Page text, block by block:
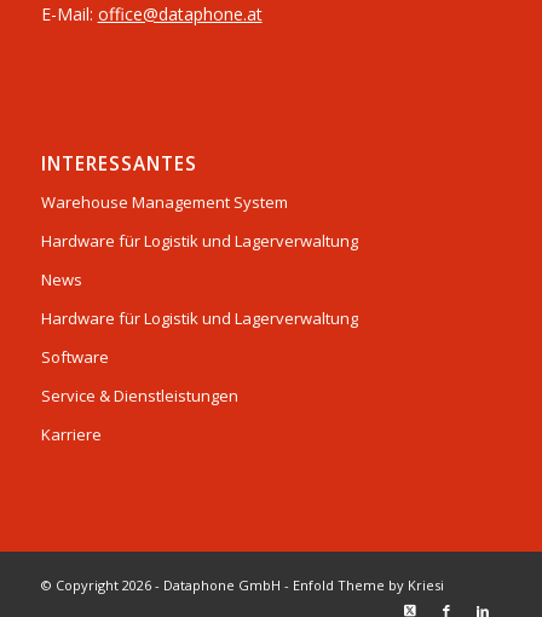
E-Mail: office@dataphone.at
INTERESSANTES
Warehouse Management System
Hardware für Logistik und Lagerverwaltung
News
Hardware für Logistik und Lagerverwaltung
Software
Service & Dienstleistungen
Karriere
© Copyright 2026 - Dataphone GmbH - Enfold Theme by Kriesi